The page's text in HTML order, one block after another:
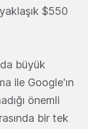
$550
büyük
ile Google'ın
önemli
bir tek